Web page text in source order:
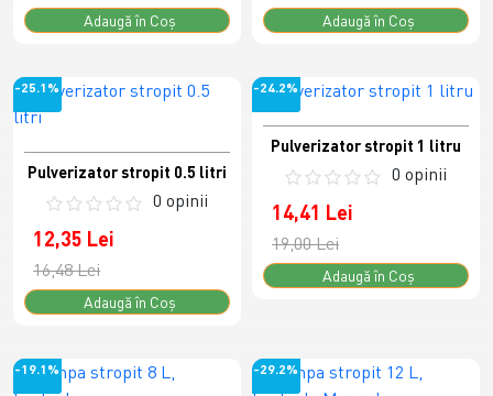
Adaugă în Coş Adaugă în Coş
-25.1%
Pulverizator stropit 0.5 litri
0 opinii
12,35 Lei
16,48 Lei
Adaugă în Coş
-24.2%
Pulverizator stropit 1 litru
0 opinii
14,41 Lei
19,00 Lei
Adaugă în Coş
-19.1% -29.2%